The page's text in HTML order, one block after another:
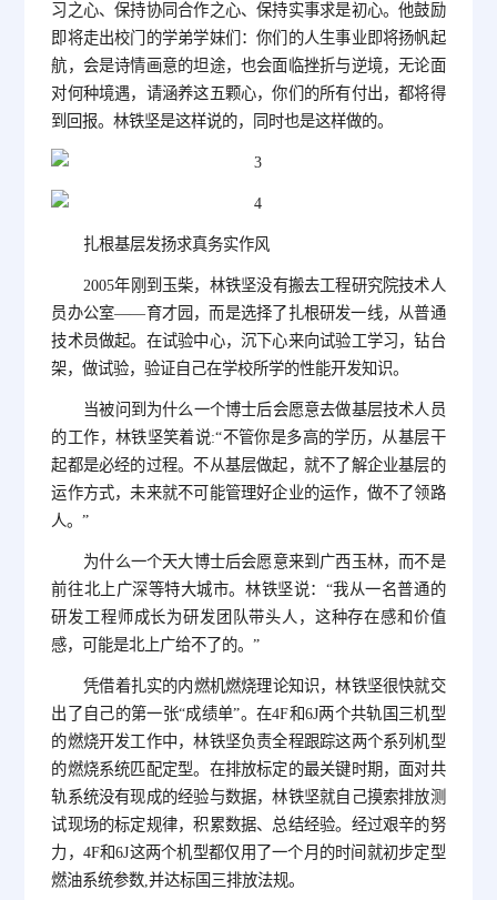
习之心、保持协同合作之心、保持实事求是初心。他鼓励
即将走出校门的学弟学妹们：你们的人生事业即将扬帆起
航，会是诗情画意的坦途，也会面临挫折与逆境，无论面
对何种境遇，请涵养这五颗心，你们的所有付出，都将得
到回报。林铁坚是这样说的，同时也是这样做的。
扎根基层发扬求真务实作风
2005年刚到玉柴，林铁坚没有搬去工程研究院技术人
员办公室——育才园，而是选择了扎根研发一线，从普通
技术员做起。在试验中心，沉下心来向试验工学习，钻台
架，做试验，验证自己在学校所学的性能开发知识。
当被问到为什么一个博士后会愿意去做基层技术人员
的工作，林铁坚笑着说:“不管你是多高的学历，从基层干
起都是必经的过程。不从基层做起，就不了解企业基层的
运作方式，未来就不可能管理好企业的运作，做不了领路
人。”
为什么一个天大博士后会愿意来到广西玉林，而不是
前往北上广深等特大城市。林铁坚说：“我从一名普通的
研发工程师成长为研发团队带头人，这种存在感和价值
感，可能是北上广给不了的。”
凭借着扎实的内燃机燃烧理论知识，林铁坚很快就交
出了自己的第一张“成绩单”。在4F和6J两个共轨国三机型
的燃烧开发工作中，林铁坚负责全程跟踪这两个系列机型
的燃烧系统匹配定型。在排放标定的最关键时期，面对共
轨系统没有现成的经验与数据，林铁坚就自己摸索排放测
试现场的标定规律，积累数据、总结经验。经过艰辛的努
力，4F和6J这两个机型都仅用了一个月的时间就初步定型
燃油系统参数,并达标国三排放法规。